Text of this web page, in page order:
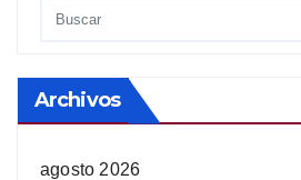
Archivos
agosto 2026